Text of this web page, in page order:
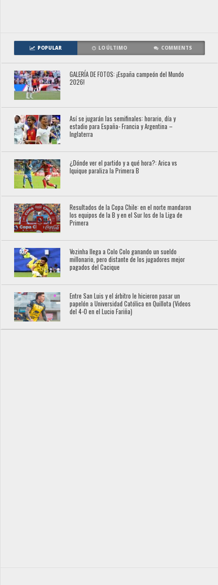
POPULAR LO ÚLTIMO COMMENTS
GALERÍA DE FOTOS: ¡España campeón del Mundo
2026!
Así se jugarán las semifinales: horario, día y
estadio para España- Francia y Argentina –
Inglaterra
¿Dónde ver el partido y a qué hora?: Arica vs
Iquique paraliza la Primera B
Resultados de la Copa Chile: en el norte mandaron
los equipos de la B y en el Sur los de la Liga de
Primera
Vozinha llega a Colo Colo ganando un sueldo
millonario, pero distante de los jugadores mejor
pagados del Cacique
Entre San Luis y el árbitro le hicieron pasar un
papelón a Universidad Católica en Quillota (Videos
del 4-0 en el Lucio Fariña)